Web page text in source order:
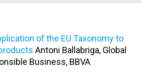
of the EU Taxonomy to
Antoni Ballabriga, Global
Business, BBVA